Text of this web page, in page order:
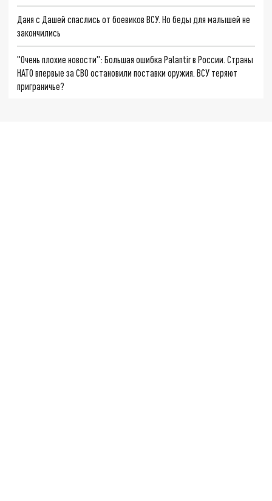
Даня с Дашей спаслись от боевиков ВСУ. Но беды для малышей не
закончились
"Очень плохие новости": Большая ошибка Palantir в России. Страны
НАТО впервые за СВО остановили поставки оружия. ВСУ теряют
приграничье?